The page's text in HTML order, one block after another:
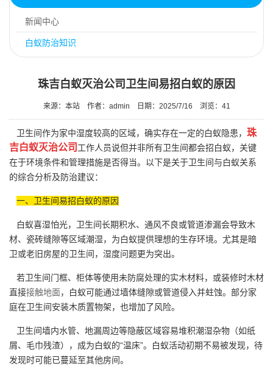
新闻中心
白蚁防治知识
珠吉白蚁灭治公司卫生间易招白蚁的原因
来源：本站 作者：admin 日期：2025/7/16 浏览： 41
卫生间作为家中湿度较高的区域，确实存在一定的白蚁隐患， 珠
吉白蚁灭治公司 工作人员说但并非所有卫生间都会招白蚁，关键
在于环境条件和管理措施是否得当。以下是关于卫生间与白蚁关系
的综合分析及防治建议：
一、卫生间易招白蚁的原因
白蚁喜湿怕光，卫生间长期积水、通风不良或管道渗漏会导致木
材、瓷砖缝隙等区域潮湿，为白蚁提供理想的生存环境。尤其是暗
卫或老旧房屋的卫生间，湿度问题更为突出。
若卫生间门框、柜体等使用未防腐处理的实木材料，或装修时木材
直接接触地面，白蚁可能通过墙体缝隙或管道侵入并蛀蚀。部分家
庭在卫生间安装木质置物架，也增加了风险。
卫生间墙内水管、地漏周边等隐蔽区域容易堆积潮湿杂物（如纸
屑、毛巾残渣），成为白蚁的“温床”。白蚁活动初期不易被发现，待
发现时可能已蔓延至其他房间。